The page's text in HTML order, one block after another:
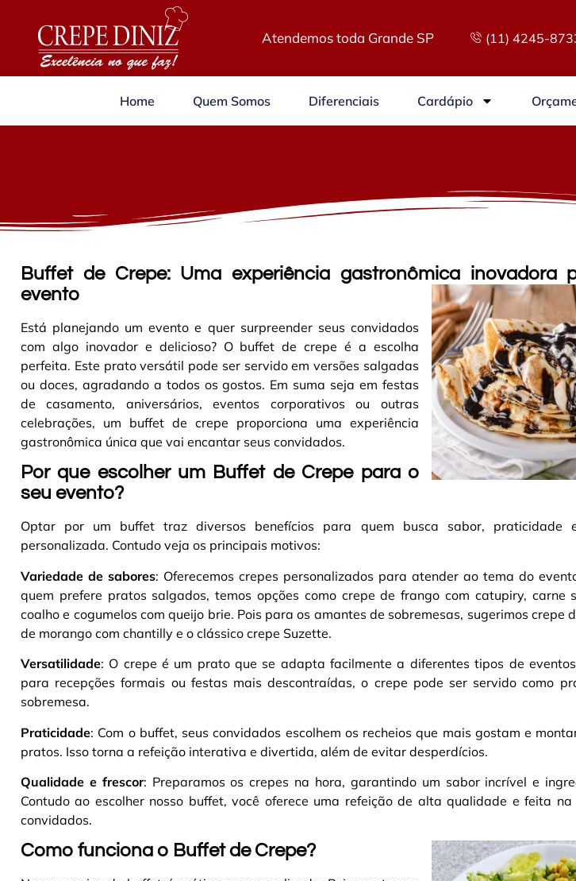
Atendemos toda Grande SP (11) 4245-
Home Quem Somos Diferenciais Cardápio
Buffet de Crepe: Uma experiência gastronômica inovadora
evento
Está planejando um evento e quer surpreender seus convidados
com algo inovador e delicioso? O buffet de crepe é a escolha
perfeita. Este prato versátil pode ser servido em versões salgadas
ou doces, agradando a todos os gostos. Em suma seja em festas
de casamento, aniversários, eventos corporativos ou outras
celebrações, um buffet de crepe proporciona uma experiência
gastronômica única que vai encantar seus convidados.
Por que escolher um Buffet de Crepe para o
seu evento?
Optar por um buffet traz diversos benefícios para quem busca sabor, praticidade
personalizada. Contudo veja os principais motivos:
Variedade de sabores: Oferecemos crepes personalizados para atender ao tema do
quem prefere pratos salgados, temos opções como crepe de frango com catupiry, carne
coalho e cogumelos com queijo brie. Pois para os amantes de sobremesas, sugerimos crepe
de morango com chantilly e o clássico crepe Suzette.
Versatilidade: O crepe é um prato que se adapta facilmente a diferentes tipos de
para recepções formais ou festas mais descontraídas, o crepe pode ser servido como
sobremesa.
Praticidade: Com o buffet, seus convidados escolhem os recheios que mais gostam e
pratos. Isso torna a refeição interativa e divertida, além de evitar desperdícios.
Qualidade e frescor: Preparamos os crepes na hora, garantindo um sabor incrível e
Contudo ao escolher nosso buffet, você oferece uma refeição de alta qualidade e feita
convidados.
Como funciona o Buffet de Crepe?